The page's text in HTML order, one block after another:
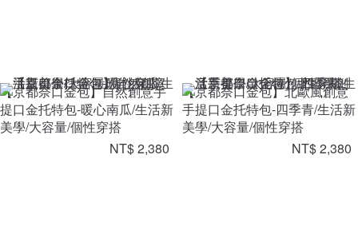
【京都奈口金包】自然創意手
提口金托特包-暖心南瓜/生活新
美學/大容量/個性穿搭
NT$ 2,380
【京都奈口金包】北歐風創意
手提口金托特包-四季青/生活新
美學/大容量/個性穿搭
NT$ 2,380